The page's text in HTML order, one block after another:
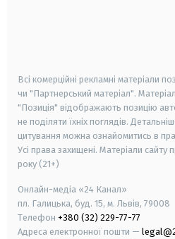
Всі комерційні рекламні матеріали
чи "Партнерський матеріал".
"Позиція" відображають позицію
не поділяти їхніх поглядів.
цитування можна ознайомитись в
Усі права захищені. Матеріали сайту
року (21+)
Онлайн-медіа «24 Канал»
пл. Галицька, буд. 15, м. Львів, 79008
Телефон +380 (32) 229-77-77
Адреса електронної пошти —